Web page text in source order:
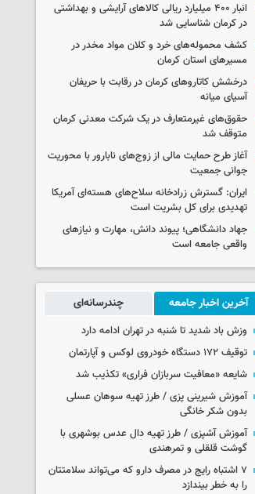
انبار ۴۰۰ میلیارد ریالی کالاهای آرایشی و بهداشتی
در کرمان شناسایی شد
کشف محموله‌های خرد و کلان مواد مخدر در
مسیرهای استان کرمان
درخشش کاتاروهای کرمان در رقابت با حریفان
آسیای میانه
حقوق‌های غیرمتعارف در یک شرکت معدنی کرمان
متوقف شد
آغاز طرح حمایت مالی از زوج‌های نابارور با محوریت
جوانی جمعیت
ایران: گسترش زرادخانه سلاح‌های هسته‌ای آمریکا
تهدیدی برای کل بشریت است
جهاد دانشگاهی؛ پیوند دانش، مهارت و نیازهای
واقعی جامعه است
آخرین اخبار جامعه چندرسانه‌ای
وزش باد شدید تا شنبه در تهران ادامه دارد
توقیف ۱۷۲ دستگاه خودروی لوکس و آپارتمان
شایعه «معافیت سربازان فراری» تکذیب شد
آموزش شیرینی پزی / طرز تهیه سوهان عسلی
بدون شکر خانگی
آموزش آشپزی / طرز تهیه دال عدس بوشهری با
گوشت قلقلی و تمرهندی
۷ اشتباه رایج در مصرف دارو که می‌تواند سلامتتان
را به خطر بیندازد